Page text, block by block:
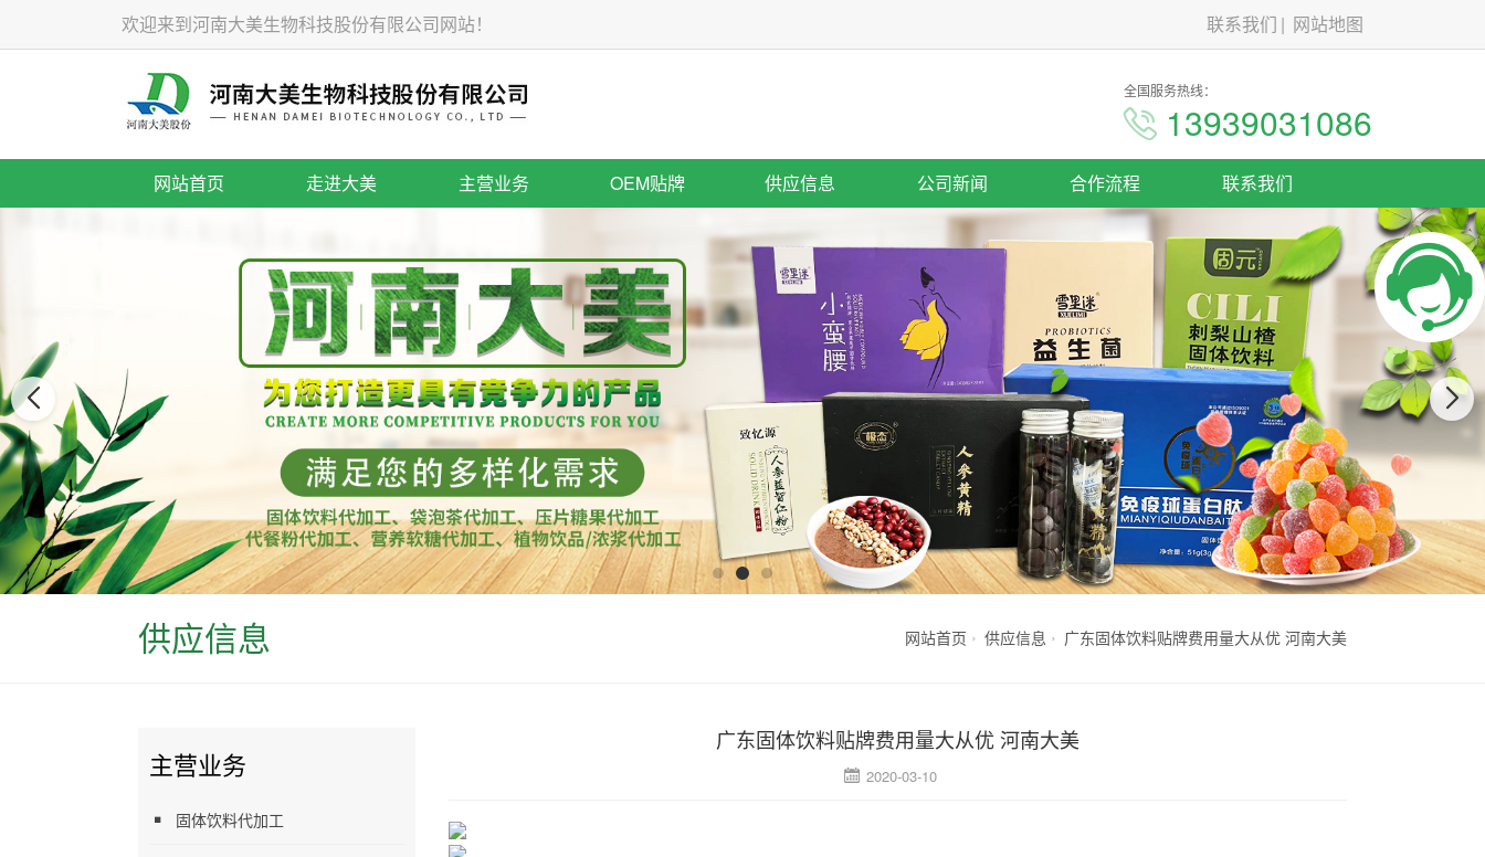
欢迎来到河南大美生物科技股份有限公司网站！ 联系我们 网站地图
全国服务热线：
13939031086
网站首页 走进大美 主营业务 OEM贴牌 供应信息 公司新闻 合作流程 联系我们
供应信息 网站首页 供应信息 广东固体饮料贴牌费用量大从优 河南大美
主营业务
固体饮料代加工
广东固体饮料贴牌费用量大从优 河南大美
2020-03-10